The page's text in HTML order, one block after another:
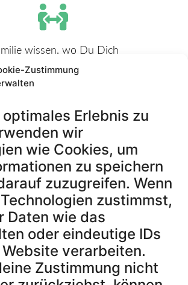
Zustimmung
Erlebnis zu
wir
wie Cookies, um
zu speichern
zuzugreifen. Wenn
zustimmst,
Daten wie das
oder eindeutige IDs
verarbeiten.
Zustimmung nicht
wissen, wo Du Dich
lasse sie so an Deinem Urlaub
unsere